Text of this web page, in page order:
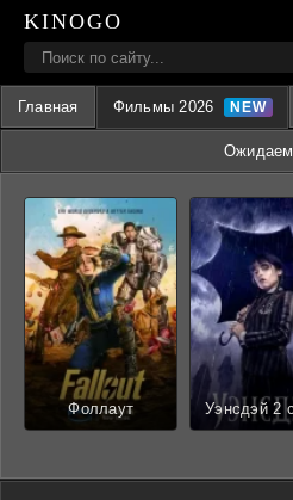
KINOGO
Главная Фильмы 2026
Фоллаут Уэнсдэй 2